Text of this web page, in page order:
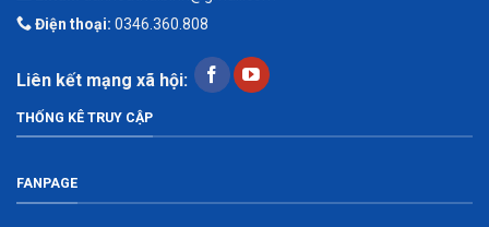
Điện thoại: 0346.360.808
Liên kết mạng xã hội:
THỐNG KÊ TRUY CẬP
FANPAGE